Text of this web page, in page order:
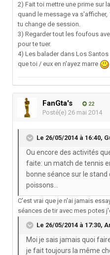
2) Fait toi mettre une prime sur
quand le message va
tu change de session.
3) Regarder tout les foufous
pour te tuer.
4) Les balader dans Los
que toi / eux en n'ayez marre
FanGta's 22
Posté(e) 26 mai 2014
Le 26/05/2014 à 16:40,
Ou encore des activités
faite: un match de tennis
bonne séance sur le stand
poissons...
C'est vrai que je n'ai jamais
séances de tir avec mes potes
Le 26/05/2014 à 17:30,
Moi je sais jamais quoi
je fait toujours la même